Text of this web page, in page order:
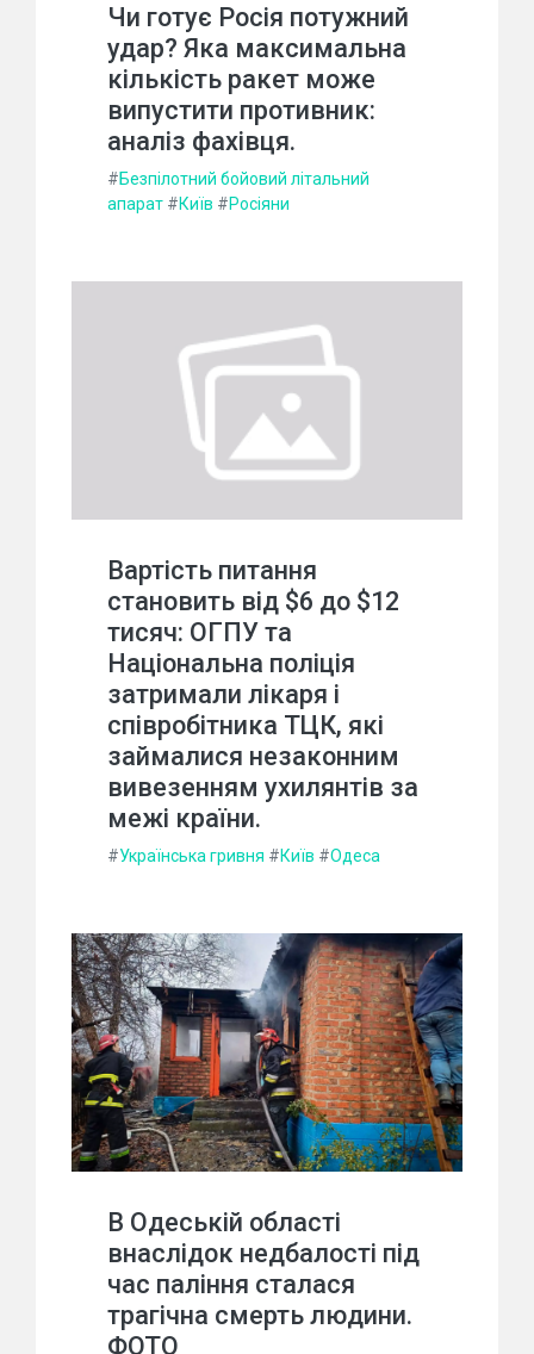
Чи готує Росія потужний
удар? Яка максимальна
кількість ракет може
випустити противник:
аналіз фахівця.
#Безпілотний бойовий літальний
апарат #Київ #Росіяни
Вартість питання
становить від $6 до $12
тисяч: ОГПУ та
Національна поліція
затримали лікаря і
співробітника ТЦК, які
займалися незаконним
вивезенням ухилянтів за
межі країни.
#Українська гривня #Київ #Одеса
В Одеській області
внаслідок недбалості під
час паління сталася
трагічна смерть людини.
ФОТО